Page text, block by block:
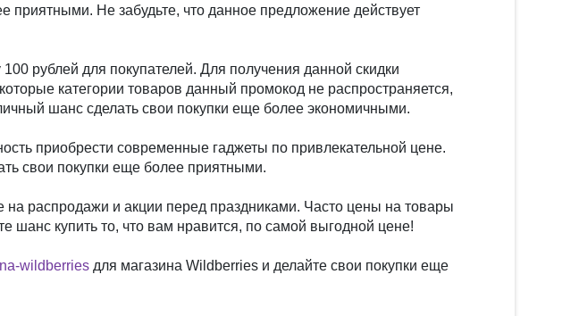
приятными. Не забудьте, что данное предложение действует
рублей для покупателей. Для получения данной скидки
категории товаров данный промокод не распространяется,
шанс сделать свои покупки еще более экономичными.
приобрести современные гаджеты по привлекательной цене.
свои покупки еще более приятными.
на распродажи и акции перед праздниками. Часто цены на товары
шанс купить то, что вам нравится, по самой выгодной цене!
wildberries для магазина Wildberries и делайте свои покупки еще